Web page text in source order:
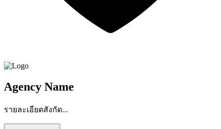
Agency Name
รายละเอียดสังกัด...